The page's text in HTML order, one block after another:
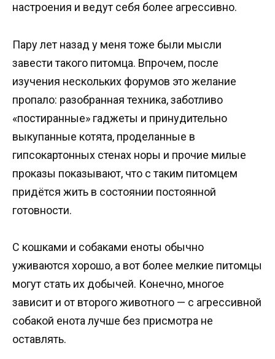
настроения и ведут себя более агрессивно.
Пару лет назад у меня тоже были мысли
завести такого питомца. Впрочем, после
изучения нескольких форумов это желание
пропало: разобранная техника, заботливо
«постиранные» гаджеты и принудительно
выкупанные котята, проделанные в
гипсокартонных стенах норы и прочие милые
проказы показывают, что с таким питомцем
придётся жить в состоянии постоянной
готовности.
С кошками и собаками еноты обычно
уживаются хорошо, а вот более мелкие питомцы
могут стать их добычей. Конечно, многое
зависит и от второго животного — с агрессивной
собакой енота лучше без присмотра не
оставлять.